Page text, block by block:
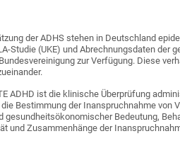
der ADHS stehen in Deutschland
Studie (UKE) und Abrechnungsdaten der
zur Verfügung. Diese
ADHD ist die klinische Überprüfung
Bestimmung der Inanspruchnahme von
gesundheitsökonomischer Bedeutung,
und Zusammenhänge der